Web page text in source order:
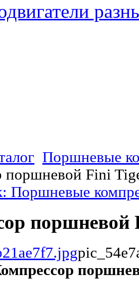
Поршневые
поршневой Fini
Поршневые
поршневой